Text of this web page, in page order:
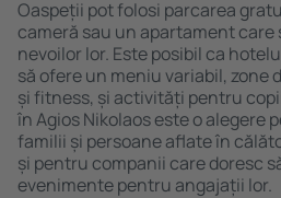
Oaspeții pot folosi parcarea
cameră sau un apartament
nevoilor lor. Este posibil ca
să ofere un meniu variabil, zone
și fitness, și activități pentru
în Agios Nikolaos este o alegere
familii și persoane aflate în
și pentru companii care doresc
evenimente pentru angajații lor.